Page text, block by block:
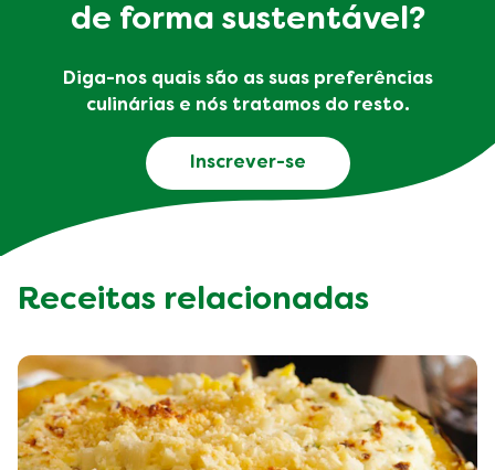
de forma sustentável?
Diga-nos quais são as suas preferências
culinárias e nós tratamos do resto.
Inscrever-se
Receitas relacionadas